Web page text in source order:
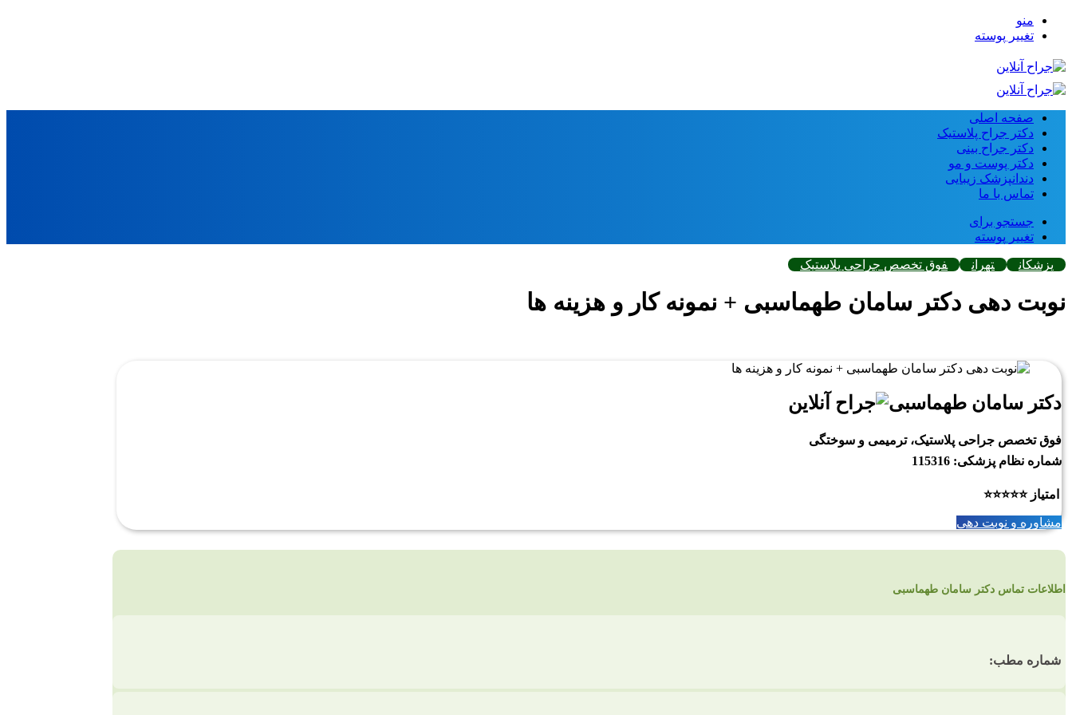
منو
تغییر پوسته
صفحه اصلی
دکتر جراح پلاستیک
دکتر جراح بینی
دکتر پوست و مو
دندانپزشک زیبایی
تماس با ما
جستجو برای
تغییر پوسته
پزشکان تهران فوق تخصص جراحی پلاستیک
نوبت دهی دکتر سامان طهماسبی + نمونه کار و هزینه ها
دکتر سامان طهماسبی
فوق تخصص جراحی پلاستیک، ترمیمی و سوختگی
شماره نظام پزشکی: 115316
امتیاز ⭐⭐⭐⭐⭐
مشاوره و نوبت دهی
اطلاعات تماس دکتر سامان طهماسبی
شماره مطب: